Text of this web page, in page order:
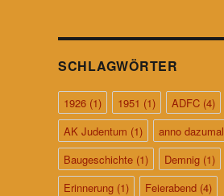
SCHLAGWÖRTER
1926(1) 1951 (1) ADFC(4)
AK Judentum (1) anno dazumal
Baugeschichte(1) Demnig(1)
Erinnerung(1) Feierabend(4)